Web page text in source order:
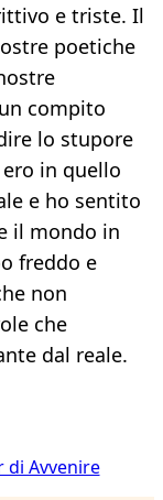
e triste. Il
poetiche
compito
lo stupore
ero in quello
e ho sentito
il mondo in
freddo e
non
che
dal reale.
di Avvenire